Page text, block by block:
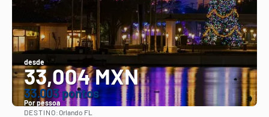
desde
33,004 MXN
33.003 pontos
Por pessoa
DESTINO:Orlando FL